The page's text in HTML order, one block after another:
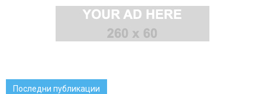
Последни публикации